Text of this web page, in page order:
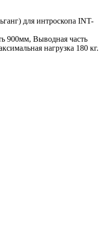
для интроскопа INT-
900мм, Выводная часть
нагрузка 180 кг.